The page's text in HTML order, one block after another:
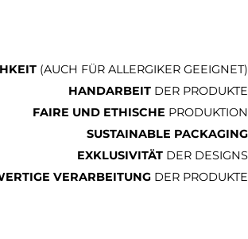
(AUCH FÜR ALLERGIKER GEEIGNET)
HANDARBEIT DER PRODUKTE
FAIRE UND ETHISCHE PRODUKTION
SUSTAINABLE PACKAGING
EXKLUSIVITÄT DER DESIGNS
VERARBEITUNG DER PRODUKTE